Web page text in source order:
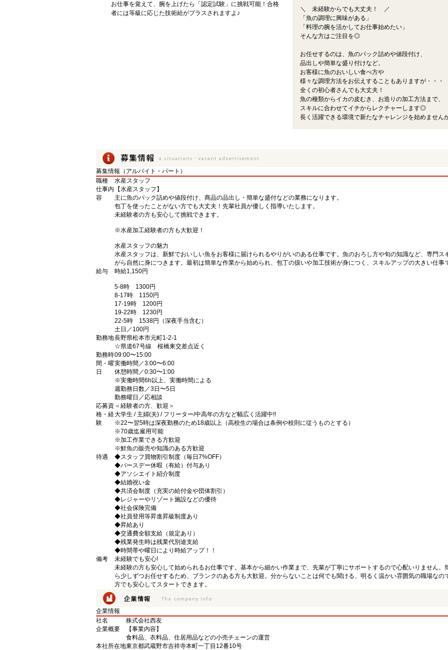
お仕事を覚えて、腕を上げたら「認定試験」に挑戦可能！合格
者には等級に応じた技術給がプラスされますよ♪
＼ 未経験からでも大丈夫！ ／
「魚の調理に興味がある」
「料理の腕を活かしてお仕事始めたい」
そんな方はご注目を◎
お任せするのは、魚のパック詰めや値段付け、
品出しや簡単な盛り付けなど。
お客様に魚のおいしい食べ方や
様々な調理方法をお伝えすることもありますが・・・
全くの初心者さんでも大丈夫！
魚の種類からイカの皮むき、お造りの加工方法まで、
スキルに合わせてイチからレクチャーします◎
長く活躍できる環境で新たなチャレンジを始めません
募集情報（アルバイト・パート）
職種
水産スタッフ
仕事内
容
【水産スタッフ】
主に魚のパック詰めや値段付け、商品の品出し・簡単な盛付などの業務になります。
包丁を使ったことがない方でも大丈夫！先輩社員が優しく指導いたします。
未経験者の方も安心して挑戦できます。
※水産加工経験者の方も大歓迎！
水産スタッフの魅力
水産スタッフは、新鮮でおいしい魚をお客様に届けられるやりがいのある仕事です。魚のおろし方や旬の知識など、専門ス
がら自然に身につきます。最初は簡単な作業から始められ、包丁の扱いや加工技術が身につく、スキルアップの大きい仕事
給与
時給1,150円
5-8時 1300円
8-17時 1150円
17-19時 1200円
19-22時 1230円
22-5時 1538円（深夜手当含む）
土日／100円
勤務地長野県松本市元町1-2-1
☆県道67号線 桜橋東交差点近く
勤務時
間・曜
日
09:00〜15:00
実働時間／3:00〜6:00
休憩時間／0:30〜1:00
※実働時間6h以上、実働時間による
週勤務日数／3日〜5日
勤務曜日／応相談
応募資
格・経
験
＜経験者の方、歓迎＞
大学生 / 主婦(夫) / フリーター/中高年の方など幅広く活躍中!!
※22〜翌5時は深夜勤務のため18歳以上（高校生の場合は条例や校則に従うものとする）
※70歳迄雇用可能
※加工作業できる方歓迎
※鮮魚の販売や知識のある方歓迎
待遇
◆スタッフ買物割引制度（毎日7%OFF）
◆バースデー休暇（有給）付与あり
◆アソシエイト紹介制度
◆結婚祝い金
◆共済会制度（充実の給付金や団体割引）
◆レジャーやリゾート施設などの優待
◆社会保険完備
◆社員登用等昇進昇級制度あり
◆昇給あり
◆交通費全額支給（規定あり）
◆残業発生時は残業代別途支給
◆時間帯や曜日により時給アップ！！
備考
未経験でも安心!
未経験の方も安心して始められるお仕事です。基本から細かい作業まで、先輩が丁寧にサポートするので心配いりません。
ら少しずつお任せするため、ブランクのある方も大歓迎。分からないことは何でも聞ける、明るく温かい雰囲気の職場なの
方でも安心してスタートできます。
企業情報
社名
株式会社西友
企業概要
【事業内容】
食料品、衣料品、住居用品などの小売チェーンの運営
本社所在地東京都武蔵野市吉祥寺本町一丁目12番10号